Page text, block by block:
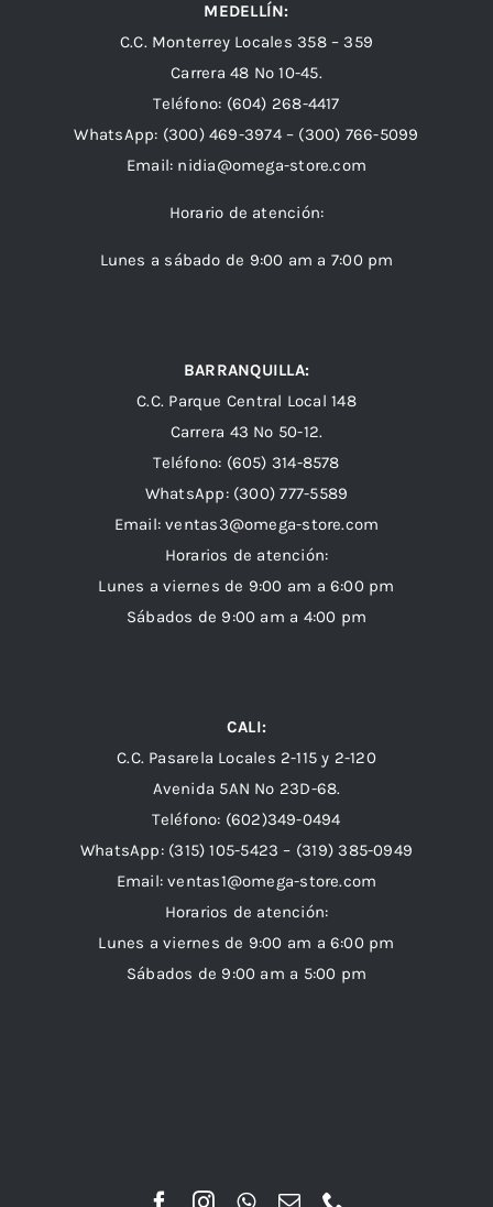
MEDELLÍN:
C.C. Monterrey Locales 358 – 359
Carrera 48 Nº 10-45.
Teléfono: (604) 268-4417
WhatsApp: (300) 469-3974 – (300) 766-5099
Email: nidia@omega-store.com
Horario de atención:
Lunes a sábado de 9:00 am a 7:00 pm
BARRANQUILLA:
C.C. Parque Central Local 148
Carrera 43 Nº 50-12.
Teléfono: (605) 314-8578
WhatsApp: (300) 777-5589
Email: ventas3@omega-store.com
Horarios de atención:
Lunes a viernes de 9:00 am a 6:00 pm
Sábados de 9:00 am a 4:00 pm
CALI:
C.C. Pasarela Locales 2-115 y 2-120
Avenida 5AN Nº 23D-68.
Teléfono: (602)349-0494
WhatsApp: (315) 105-5423 – (319) 385-0949
Email:ventas1@omega-store.com
Horarios de atención:
Lunes a viernes de 9:00 am a 6:00 pm
Sábados de 9:00 am a 5:00 pm